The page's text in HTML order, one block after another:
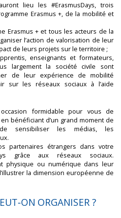
lieu les #ErasmusDays, trois
Erasmus +, de la mobilité et
Erasmus + et tous les acteurs de la
l’action de valorisation de leur
de leurs projets sur le territoire ;
enseignants et formateurs,
largement la société civile sont
de leur expérience de mobilité
sur les réseaux sociaux à l’aide
formidable pour vous de
bénéficiant d’un grand moment de
sensibiliser les médias, les
partenaires étrangers dans votre
grâce aux réseaux sociaux.
physique ou numérique dans leur
la dimension européenne de
ON ORGANISER ?